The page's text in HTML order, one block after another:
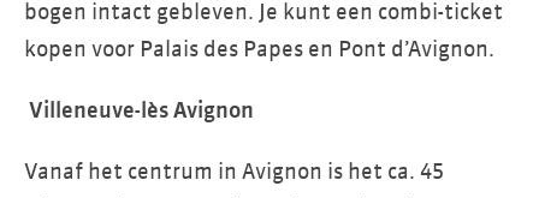
bogen intact gebleven. Je kunt een combi-ticket
kopen voor Palais des Papes en Pont d’Avignon.
Villeneuve-lès Avignon
Vanaf het centrum in Avignon is het ca. 45